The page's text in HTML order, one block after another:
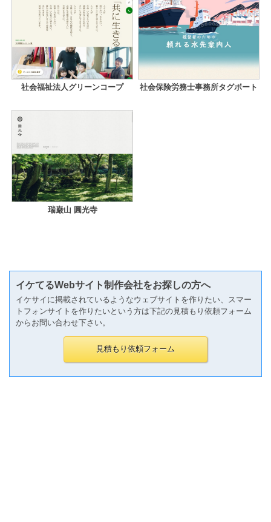
社会福祉法人グリーンコープ 社会保険労務士事務所タグボート
瑞巌山 圓光寺
イケてるWebサイト制作会社をお探しの方へ
イケサイに掲載されているようなウェブサイトを作りたい、スマー
トフォンサイトを作りたいという方は下記の見積もり依頼フォーム
からお問い合わせ下さい。